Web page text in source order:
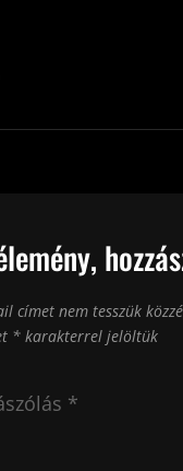
címet nem tesszük
* karakterrel jelöltük
*